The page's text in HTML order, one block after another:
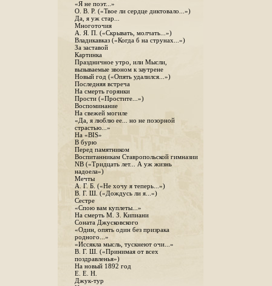
«Я не поэт...»
О. В. Р. («Твое ли сердце диктовало...»)
Да, я уж стар...
Многоточия
А. Я. П. («Скрывать, молчать...»)
Владикавказ («Когда б на струнах...»)
За заставой
Картинка
Праздничное утро, или Мысли,
вызываемые звоном к заутрене
Новый год («Опять удалился...»)
Последняя встреча
На смерть горянки
Прости («Простите...»)
Воспоминание
На свежей могиле
«Да, я люблю ее... но не позорной
страстью...»
На «BIS»
В бурю
Перед памятником
Воспитанникам Ставропольской гимназии
NB («Тридцать лет... А уж жизнь
надоела»)
Мечты
А. Г. Б. («Не хочу я теперь...»)
В. Г. Ш. («Дождусь ли я...»)
Сестре
«Спою вам куплеты...»
На смерть М. З. Кипиани
Соната Джусковского
«Один, опять один без призрака
родного...»
«Иссякла мысль, тускнеют очи...»
В. Г. Ш. («Принимая от всех
поздравленья»)
На новый 1892 год
Е. Е. Н.
Джук-тур